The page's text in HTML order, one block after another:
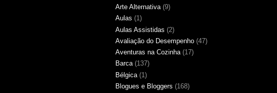
Arte Alternativa (9)
Aulas (1)
Aulas Assistidas (2)
Avaliação do Desempenho (47)
Aventuras na Cozinha (17)
Barca (137)
Bélgica (1)
Blogues e Bloggers (168)